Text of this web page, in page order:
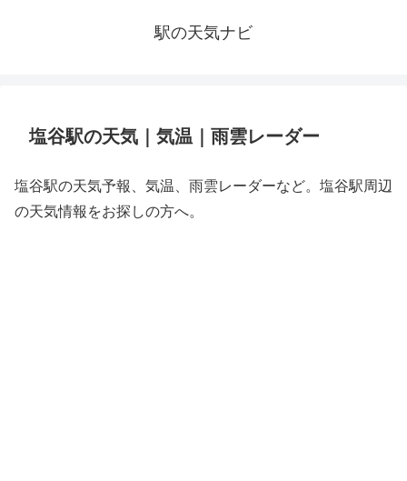
駅の天気ナビ
塩谷駅の天気｜気温｜雨雲レーダー
塩谷駅の天気予報、気温、雨雲レーダーなど。塩谷駅周辺
の天気情報をお探しの方へ。